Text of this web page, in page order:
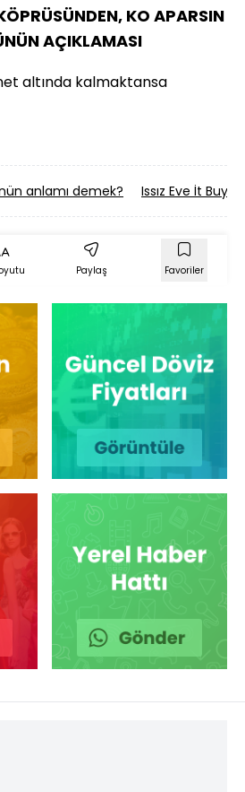
KO APARSIN
AÇIKLAMASI
altında kalmaktansa
anlamı demek? Issız Eve İt
Paylaş Favoriler